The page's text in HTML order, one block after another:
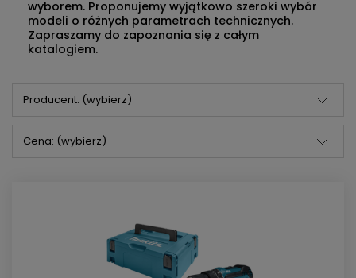
wyborem. Proponujemy wyjątkowo szeroki wybór
modeli o różnych parametrach technicznych.
Zapraszamy do zapoznania się z całym
katalogiem.
Producent: (wybierz)
Cena: (wybierz)